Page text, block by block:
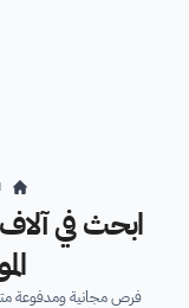
ابحث في آلاف
فرص مجانية ومدفوعة